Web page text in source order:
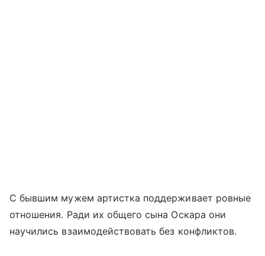
С бывшим мужем артистка поддерживает ровные
отношения. Ради их общего сына Оскара они
научились взаимодействовать без конфликтов.